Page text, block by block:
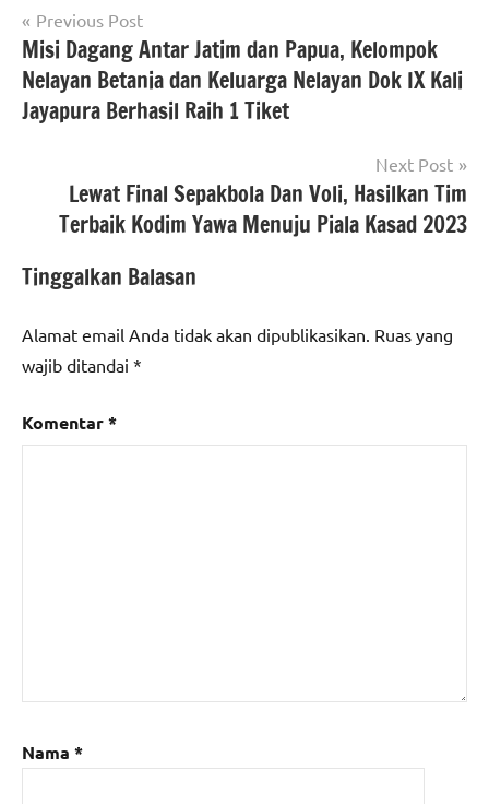
Navigasi
pos
Previous Post
Misi Dagang Antar Jatim dan Papua, Kelompok
Nelayan Betania dan Keluarga Nelayan Dok IX Kali
Jayapura Berhasil Raih 1 Tiket
Next Post
Lewat Final Sepakbola Dan Voli, Hasilkan Tim
Terbaik Kodim Yawa Menuju Piala Kasad 2023
Tinggalkan Balasan
Alamat email Anda tidak akan dipublikasikan. Ruas yang
wajib ditandai *
Komentar*
Nama *